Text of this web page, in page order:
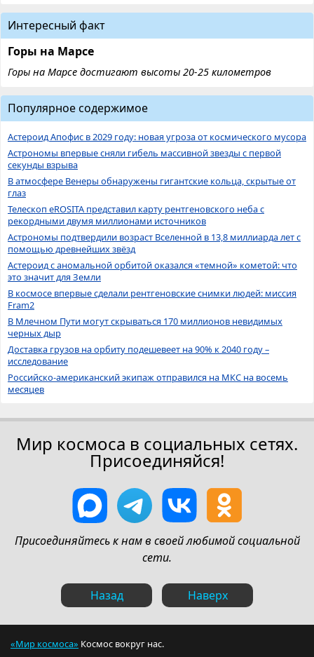
Интересный факт
Горы на Марсе
Горы на Марсе достигают высоты 20-25 километров
Популярное содержимое
Астероид Апофис в 2029 году: новая угроза от космического мусора
Астрономы впервые сняли гибель массивной звезды с первой
секунды взрыва
В атмосфере Венеры обнаружены гигантские кольца, скрытые от
глаз
Телескоп eROSITA представил карту рентгеновского неба с
рекордными двумя миллионами источников
Астрономы подтвердили возраст Вселенной в 13,8 миллиарда лет с
помощью древнейших звёзд
Астероид с аномальной орбитой оказался «темной» кометой: что
это значит для Земли
В космосе впервые сделали рентгеновские снимки людей: миссия
Fram2
В Млечном Пути могут скрываться 170 миллионов невидимых
черных дыр
Доставка грузов на орбиту подешевеет на 90% к 2040 году –
исследование
Российско-американский экипаж отправился на МКС на восемь
месяцев
Мир космоса в социальных сетях.
Присоединяйся!
Присоединяйтесь к нам в своей любимой социальной
сети.
Назад Наверх
«Мир космоса» Космос вокруг нас.